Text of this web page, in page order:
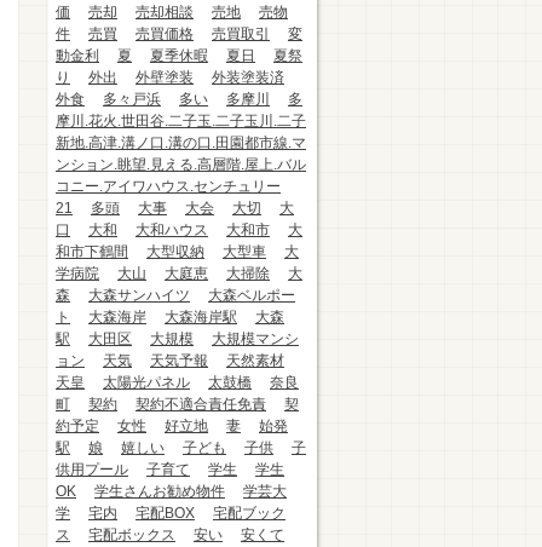
価
売却 売却相談 売地
売物
件
売買 売買価格 売買取引
変
動金利
夏 夏季休暇 夏日
夏祭
り
外出 外壁塗装
外装塗装済
外食
多々戸浜 多い 多摩川
多
摩川.花火.世田谷.二子玉.二子玉川.二子
新地.高津.溝ノ口.溝の口.田園都市線.マ
ンション.眺望.見える.高層階.屋上.バル
コニー.アイワハウス.センチュリー
21
多頭 大事 大会 大切
大
口
大和 大和ハウス 大和市
大
和市下鶴間
大型収納 大型車
大
学病院
大山 大庭恵 大掃除
大
森
大森サンハイツ
大森ベルポー
ト
大森海岸 大森海岸駅
大森
駅
大田区 大規模
大規模マンシ
ョン
天気 天気予報
天然素材
天皇
太陽光パネル 太鼓橋
奈良
町
契約 契約不適合責任免責
契
約予定
女性 好立地 妻
始発
駅
娘 嬉しい 子ども 子供
子
供用プール
子育て 学生
学生
OK
学生さんお勧め物件
学芸大
学
宅内 宅配BOX
宅配ブック
ス
宅配ボックス 安い
安くて